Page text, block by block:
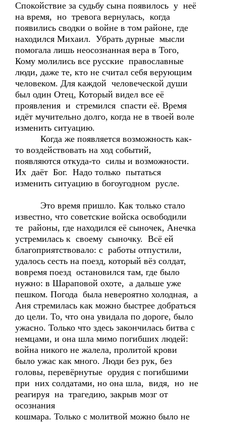
Спокойствие за судьбу сына появилось у неё
на время, но тревога вернулась, когда
появились сводки о войне в том районе, где
находился Михаил. Убрать дурные мысли
помогала лишь неосознанная вера в Того,
Кому молились все русские православные
люди, даже те, кто не считал себя верующим
человеком. Для каждой человеческой души
был один Отец, Который видел все её
проявления и стремился спасти её. Время
идёт мучительно долго, когда не в твоей воле
изменить ситуацию.
Когда же появляется возможность как-
то воздействовать на ход событий,
появляются откуда-то силы и возможности.
Их даёт Бог. Надо только пытаться
изменить ситуацию в богоугодном русле.
Это время пришло. Как только стало
известно, что советские войска освободили
те районы, где находился её сыночек, Анечка
устремилась к своему сыночку. Всё ей
благоприятствовало: с работы отпустили,
удалось сесть на поезд, который вёз солдат,
вовремя поезд остановился там, где было
нужно: в Шараповой охоте, а дальше уже
пешком. Погода была невероятно холодная, а
Аня стремилась как можно быстрее добраться
до цели. То, что она увидала по дороге, было
ужасно. Только что здесь закончилась битва с
немцами, и она шла мимо погибших людей:
война никого не жалела, пролитой крови
было ужас как много. Люди без рук, без
головы, перевёрнутые орудия с погибшими
при них солдатами, но она шла, видя, но не
реагируя на трагедию, закрыв мозг от
осознания
кошмара. Только с молитвой можно было не